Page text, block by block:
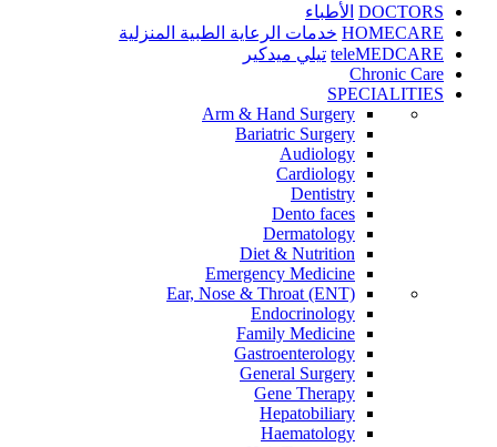
DOCTORS الأطباء
HOMECARE خدمات الرعاية الطبية المنزلية
teleMEDCARE تيلي ميدكير
Chronic Care
SPECIALITIES
Arm & Hand Surgery
Bariatric Surgery
Audiology
Cardiology
Dentistry
Dento faces
Dermatology
Diet & Nutrition
Emergency Medicine
Ear, Nose & Throat (ENT)
Endocrinology
Family Medicine
Gastroenterology
General Surgery
Gene Therapy
Hepatobiliary
Haematology